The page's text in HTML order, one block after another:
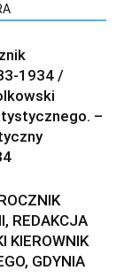
1934 /
–
REDAKCJA
KIEROWNIK
GDYNIA